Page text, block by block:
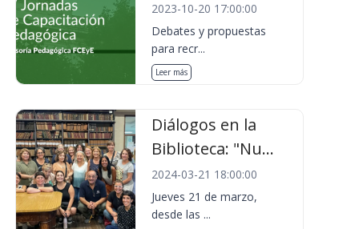
2023-10-20 17:00:00
Debates y propuestas
para recr...
Leer más
Diálogos en la
Biblioteca: "Nu...
2024-03-21 18:00:00
Jueves 21 de marzo,
desde las ...